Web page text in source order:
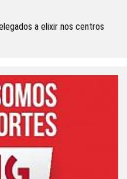
a elixir nos centros